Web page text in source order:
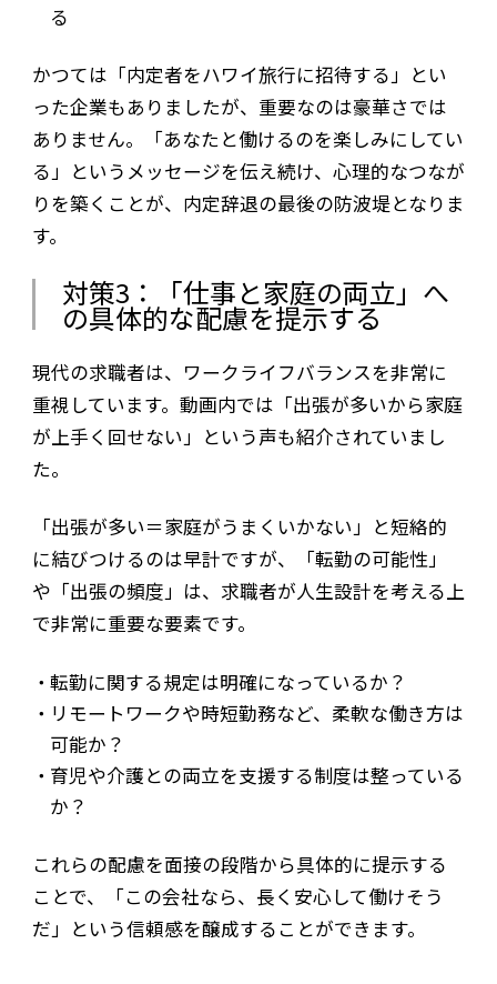
る
かつては「内定者をハワイ旅行に招待する」とい
った企業もありましたが、重要なのは豪華さでは
ありません。「あなたと働けるのを楽しみにしてい
る」というメッセージを伝え続け、心理的なつなが
りを築くことが、内定辞退の最後の防波堤となりま
す。
対策3：「仕事と家庭の両立」へ
の具体的な配慮を提示する
現代の求職者は、ワークライフバランスを非常に
重視しています。動画内では「出張が多いから家庭
が上手く回せない」という声も紹介されていまし
た。
「出張が多い＝家庭がうまくいかない」と短絡的
に結びつけるのは早計ですが、「転勤の可能性」
や「出張の頻度」は、求職者が人生設計を考える上
で非常に重要な要素です。
転勤に関する規定は明確になっているか？
リモートワークや時短勤務など、柔軟な働き方は
可能か？
育児や介護との両立を支援する制度は整っている
か？
これらの配慮を面接の段階から具体的に提示する
ことで、「この会社なら、長く安心して働けそう
だ」という信頼感を醸成することができます。